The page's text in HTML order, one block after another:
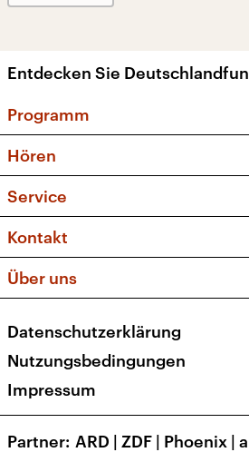
Entdecken Sie
Programm
Sendungen und Podcasts
Musikliste
Kakadu – Das
Hören
Frequenzen (UKW + DAB+)
Service
FAQ
Apps
Newsletter
Veranstaltungen
Kontakt
Social Media
Über uns
Presse
Karriere
Transparenz
Datenschutzerklärung
Nutzungsbedingungen
Impressum
Partner ARD | ZDF | Phoenix |